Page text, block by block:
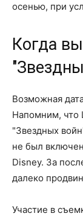
осенью, при
Когда
Возможная
Напомним, что
"Звездных
не был
Disney. За
далеко
Участие в